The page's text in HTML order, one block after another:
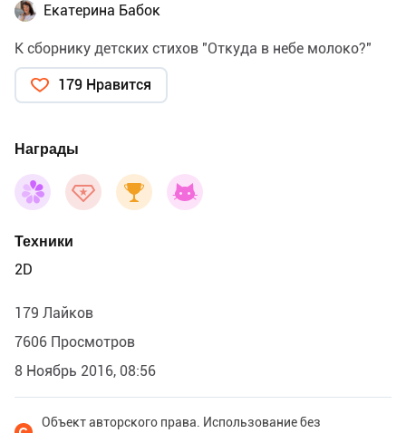
Екатерина Бабок
К сборнику детских стихов "Откуда в небе молоко?"
179 Нравится
Награды
Техники
2D
179 Лайков
7606 Просмотров
8 Ноябрь 2016, 08:56
Объект авторского права. Использование без